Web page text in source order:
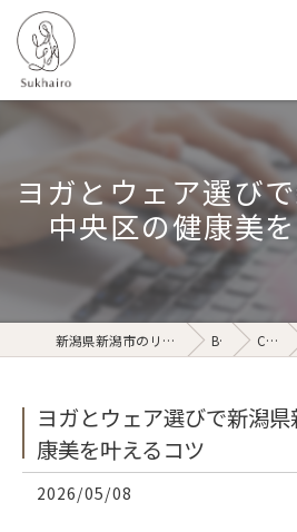
ヨガとウェア選び
中央区の健康美
新潟県新潟市のリラクゼーションならSukhairo Blog Column
ヨガとウェア選びで新潟
康美を叶えるコツ
2026/05/08